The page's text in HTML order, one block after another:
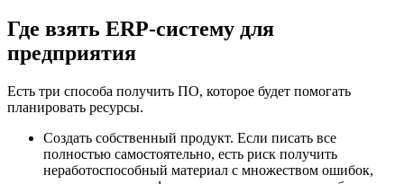
Где взять ERP-систему для
предприятия
Есть три способа получить ПО, которое будет помогать
планировать ресурсы.
Создать собственный продукт. Если писать все
полностью самостоятельно, есть риск получить
неработоспособный материал с множеством ошибок,